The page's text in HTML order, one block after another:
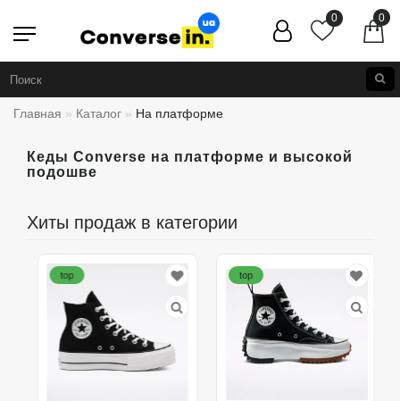
0
0
Главная Каталог На платформе
Кеды Converse на платформе и высокой
подошве
Хиты продаж в категории
top top